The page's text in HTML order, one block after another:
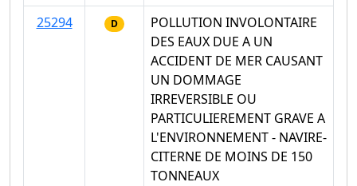
25294
D
POLLUTION INVOLONTAIRE
DES EAUX DUE A UN
ACCIDENT DE MER CAUSANT
UN DOMMAGE
IRREVERSIBLE OU
PARTICULIEREMENT GRAVE A
L'ENVIRONNEMENT - NAVIRE-
CITERNE DE MOINS DE 150
TONNEAUX